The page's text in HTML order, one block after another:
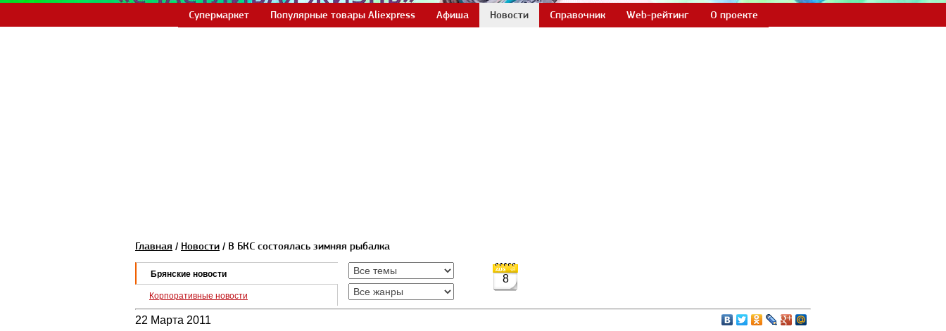
Супермаркет Популярные товары Aliexpress Афиша Новости Справочник Web-рейтинг О проекте
Главная / Новости / В БКС состоялась зимняя рыбалка
Брянские новости
Корпоративные новости
8
22 Марта 2011